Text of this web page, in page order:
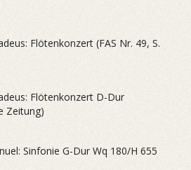
Flötenkonzert (FAS Nr. 49, S.
Flötenkonzert D-Dur
Zeitung)
Sinfonie G-Dur Wq 180/H 655